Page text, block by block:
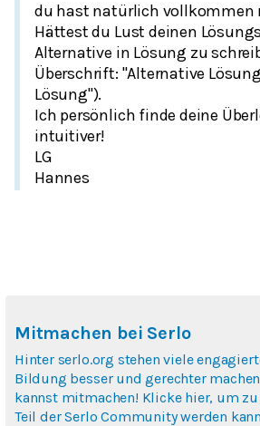
du hast natürlich vollkommen
Hättest du Lust deinen
Alternative in Lösung zu
Überschrift: "Alternative
Lösung").
Ich persönlich finde deine
intuitiver!
LG
Hannes
Mitmachen bei Serlo
Hinter serlo.org stehen viele
Bildung besser und gerechter
kannst mitmachen! Klicke hier, um zu
Teil der Serlo Community werden